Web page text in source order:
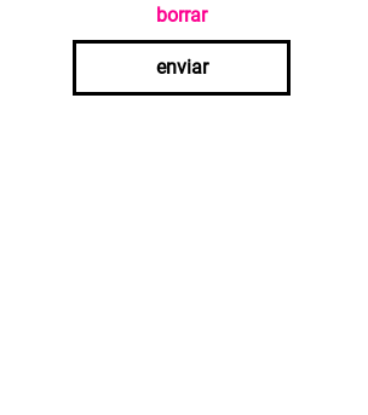
borrar
enviar